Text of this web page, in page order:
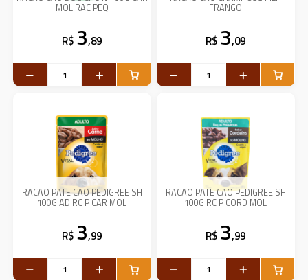
MOL RAC PEQ
R$ 3,89
FRANGO
R$ 3,09
RACAO PATE CAO PEDIGREE SH
100G AD RC P CAR MOL
R$ 3,99
RACAO PATE CAO PEDIGREE SH
100G RC P CORD MOL
R$ 3,99